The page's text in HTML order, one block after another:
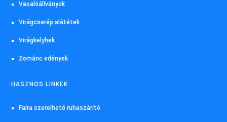
Vasalóállványok
Virágcserép alátétek
Virágkelyhek
Zománc edények
HASZNOS LINKEK
Falra szerelhető ruhaszárító